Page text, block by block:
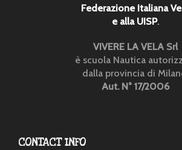
Federazione Italiana
e alla UISP.
VIVERE LA VELA Srl
è scuola Nautica
dalla provincia di
Aut. N° 17/2006
CONTACT INFO